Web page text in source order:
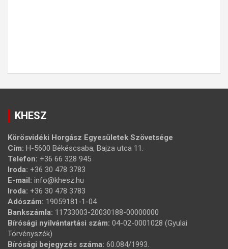
KHESZ
Körösvidéki Horgász Egyesületek Szövetsége
Cím: H-5600 Békéscsaba, Bajza utca 11.
Telefon: +36 66 328 945
Iroda: +36 30 478 3783
E-mail: info@khesz.hu
Iroda: +36 30 478 3783
Adószám: 19059181-1-04
Bankszámla: 11733003-20030188-00000000
Bírósági nyilvántartási szám: 04-02-0001028 (Gyulai
Törvényszék)
Bírósági bejegyzés száma: 60.084/1993.